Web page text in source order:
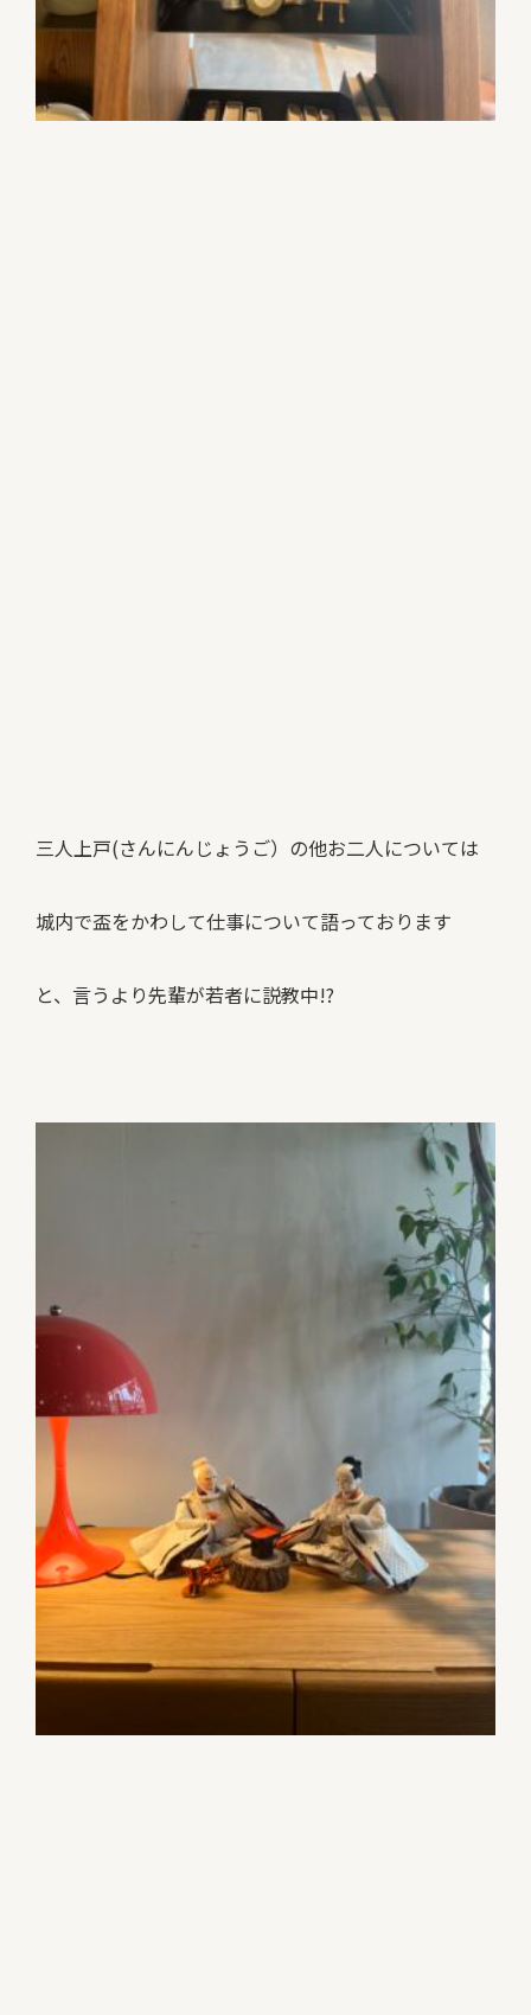
三人上戸(さんにんじょうご）の他お二人については
城内で盃をかわして仕事について語っております
と、言うより先輩が若者に説教中!?